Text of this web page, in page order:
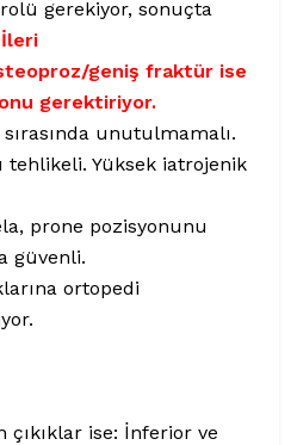
gerekiyor, sonuçta
İleri
geniş fraktür ise
gerektiriyor.
unutulmamalı.
Yüksek iatrojenik
prone pozisyonunu
güvenli.
ortopedi
çıkıklar ise: İnferior ve